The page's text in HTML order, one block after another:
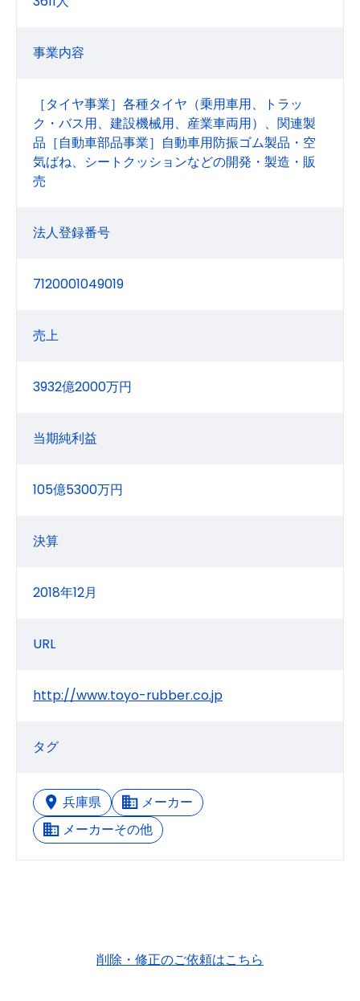
事業内容
［タイヤ事業］各種タイヤ（乗用車用、トラッ
ク・バス用、建設機械用、産業車両用）、関連製
品［自動車部品事業］自動車用防振ゴム製品・空
気ばね、シートクッションなどの開発・製造・販
売
法人登録番号
7120001049019
売上
3932億2000万円
当期純利益
105億5300万円
決算
2018年12月
URL
http://www.toyo-rubber.co.jp
タグ
兵庫県
メーカー
メーカーその他
削除・修正のご依頼はこちら